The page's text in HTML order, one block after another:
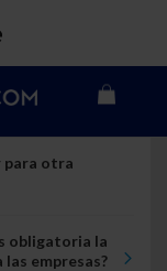
para otra
obligatoria la
empresas?